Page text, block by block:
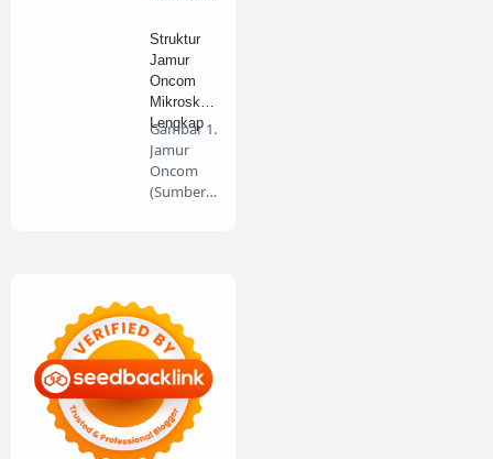
100gr
(Buk…
Struktur
Jamur
Oncom
Mikroskop
Lengkap
Gambar 1.
Jamur
Oncom
(Sumber :